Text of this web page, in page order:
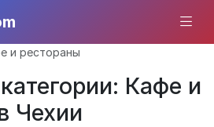
и рестораны
Кафе и
Чехии